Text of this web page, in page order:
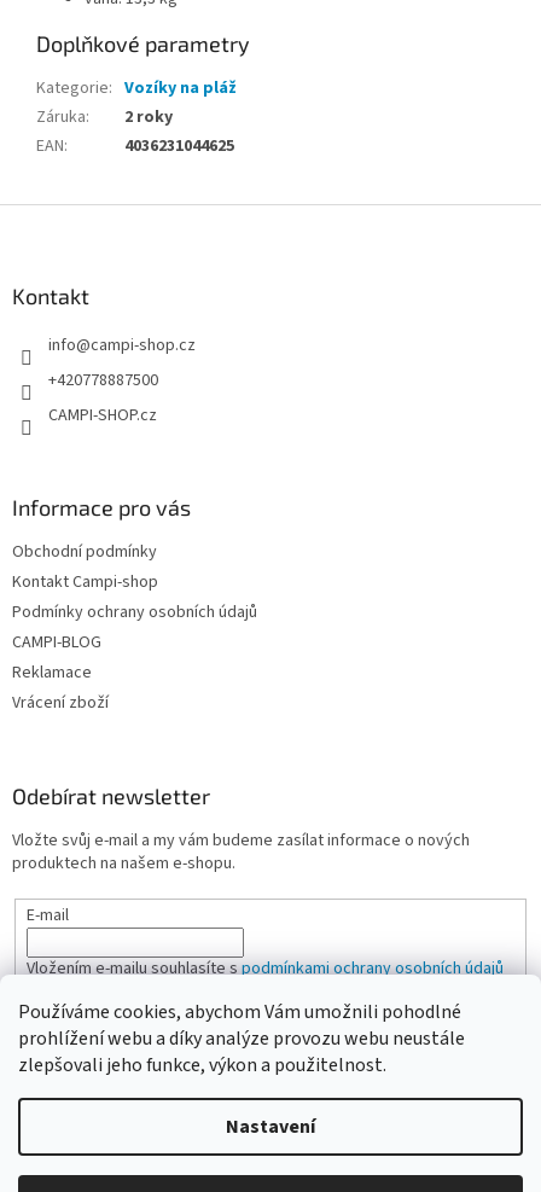
Používáme cookies, abychom Vám umožnili pohodlné
prohlížení webu a díky analýze provozu webu neustále
zlepšovali jeho funkce, výkon a použitelnost.
Nastavení
Doplňkové parametry
Kategorie: Vozíky na pláž
Záruka:
2 roky
EAN: 4036231044625
Kontakt
info@campi-shop.cz
+420778887500
CAMPI-SHOP.cz
Informace pro vás
Obchodní podmínky
Kontakt Campi-shop
Podmínky ochrany osobních údajů
CAMPI-BLOG
Reklamace
Vrácení zboží
Odebírat newsletter
Vložte svůj e-mail a my vám budeme zasílat informace o nových
produktech na našem e-shopu.
E-mail
Vložením e-mailu souhlasíte spodmínkami ochrany osobních údajů
PŘIHLÁSIT SE
Vytvořil Shoptet